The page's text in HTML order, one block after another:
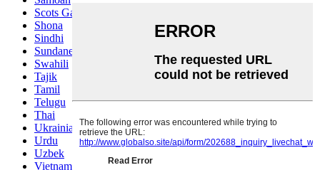
Scots Gaelic
Shona
Sindhi
Sundanese
Swahili
Tajik
Tamil
Telugu
Thai
Ukrainian
Urdu
Uzbek
Vietnamese